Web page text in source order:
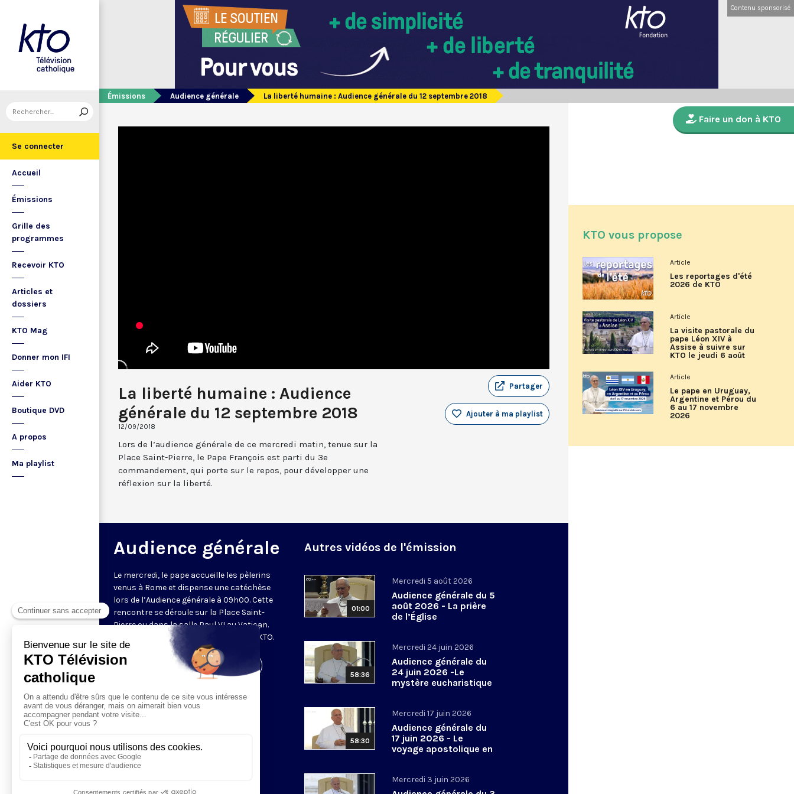
Se connecter
Accueil
Émissions
Grille des
programmes
Recevoir KTO
Articles et
dossiers
KTO Mag
Donner mon IFI
Aider KTO
Boutique DVD
A propos
Ma playlist
Contenu sponsorisé
Émissions Audience générale La liberté humaine : Audience générale du 12 septembre 2018
La liberté humaine : Audience
générale du 12 septembre 2018
12/09/2018
Partager
Ajouter à ma playlist
Lors de l’audience générale de ce mercredi matin, tenue sur la
Place Saint-Pierre, le Pape François est parti du 3e
commandement, qui porte sur le repos, pour développer une
réflexion sur la liberté.
Audience générale
Le mercredi, le pape accueille les pèlerins
venus à Rome et dispense une catéchèse
lors de l’Audience générale à 09h00. Cette
rencontre se déroule sur la Place Saint-
Pierre ou dans la salle Paul VI au Vatican.
Retransmise et traduite en direct par KTO.
Visiter la page de l'émission
Autres vidéos de l'émission
01:00
Mercredi 5 août 2026
Audience générale du 5
août 2026 - La prière
de l’Église
58:36
Mercredi 24 juin 2026
Audience générale du
24 juin 2026 -Le
mystère eucharistique
58:30
Mercredi 17 juin 2026
Audience générale du
17 juin 2026 - Le
voyage apostolique en
Mercredi 3 juin 2026
Faire un don à KTO
KTO vous propose
Article
Les reportages d'été
2026 de KTO
Article
La visite pastorale du
pape Léon XIV à
Assise à suivre sur
KTO le jeudi 6 août
Article
Le pape en Uruguay,
Argentine et Pérou du
6 au 17 novembre
2026